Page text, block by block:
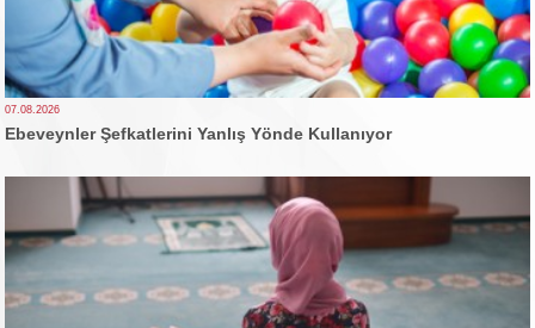
07.08.2026
Ebeveynler Şefkatlerini Yanlış Yönde Kullanıyor